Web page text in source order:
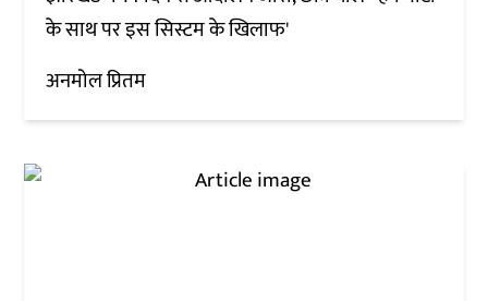
के साथ पर इस सिस्टम के खिलाफ'
अनमोल प्रितम